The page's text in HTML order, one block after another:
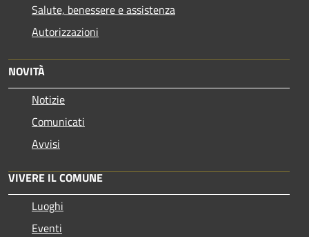
Salute, benessere e assistenza
Autorizzazioni
NOVITÀ
Notizie
Comunicati
Avvisi
VIVERE IL COMUNE
Luoghi
Eventi